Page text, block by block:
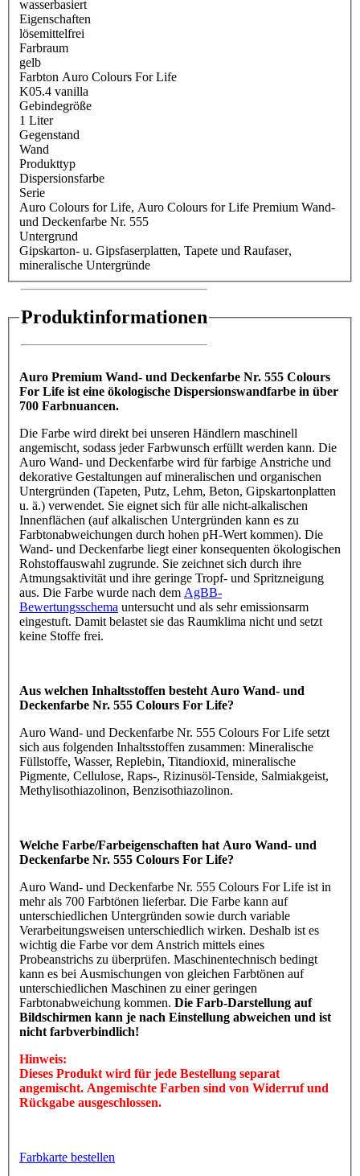
wasserbasiert
Eigenschaften
lösemittelfrei
Farbraum
gelb
Farbton Auro Colours For Life
K05.4 vanilla
Gebindegröße
1 Liter
Gegenstand
Wand
Produkttyp
Dispersionsfarbe
Serie
Auro Colours for Life, Auro Colours for Life Premium Wand-
und Deckenfarbe Nr. 555
Untergrund
Gipskarton- u. Gipsfaserplatten, Tapete und Raufaser,
mineralische Untergründe
Produktinformationen
Auro Premium Wand- und Deckenfarbe Nr. 555 Colours
For Life ist eine ökologische Dispersionswandfarbe in über
700 Farbnuancen.
Die Farbe wird direkt bei unseren Händlern maschinell
angemischt, sodass jeder Farbwunsch erfüllt werden kann. Die
Auro Wand- und Deckenfarbe wird für farbige Anstriche und
dekorative Gestaltungen auf mineralischen und organischen
Untergründen (Tapeten, Putz, Lehm, Beton, Gipskartonplatten
u. ä.) verwendet. Sie eignet sich für alle nicht-alkalischen
Innenflächen (auf alkalischen Untergründen kann es zu
Farbtonabweichungen durch hohen pH-Wert kommen). Die
Wand- und Deckenfarbe liegt einer konsequenten ökologischen
Rohstoffauswahl zugrunde. Sie zeichnet sich durch ihre
Atmungsaktivität und ihre geringe Tropf- und Spritzneigung
aus. Die Farbe wurde nach dem AgBB-
Bewertungsschema untersucht und als sehr emissionsarm
eingestuft. Damit belastet sie das Raumklima nicht und setzt
keine Stoffe frei.
Aus welchen Inhaltsstoffen besteht Auro Wand- und
Deckenfarbe Nr. 555 Colours For Life?
Auro Wand- und Deckenfarbe Nr. 555 Colours For Life setzt
sich aus folgenden Inhaltsstoffen zusammen: Mineralische
Füllstoffe, Wasser, Replebin, Titandioxid, mineralische
Pigmente, Cellulose, Raps-, Rizinusöl-Tenside, Salmiakgeist,
Methylisothiazolinon, Benzisothiazolinon.
Welche Farbe/Farbeigenschaften hat Auro Wand- und
Deckenfarbe Nr. 555 Colours For Life?
Auro Wand- und Deckenfarbe Nr. 555 Colours For Life ist in
mehr als 700 Farbtönen lieferbar. Die Farbe kann auf
unterschiedlichen Untergründen sowie durch variable
Verarbeitungsweisen unterschiedlich wirken. Deshalb ist es
wichtig die Farbe vor dem Anstrich mittels eines
Probeanstrichs zu überprüfen. Maschinentechnisch bedingt
kann es bei Ausmischungen von gleichen Farbtönen auf
unterschiedlichen Maschinen zu einer geringen
Farbtonabweichung kommen. Die Farb-Darstellung auf
Bildschirmen kann je nach Einstellung abweichen und ist
nicht farbverbindlich!
Hinweis:
Dieses Produkt wird für jede Bestellung separat
angemischt. Angemischte Farben sind von Widerruf und
Rückgabe ausgeschlossen.
Farbkarte bestellen